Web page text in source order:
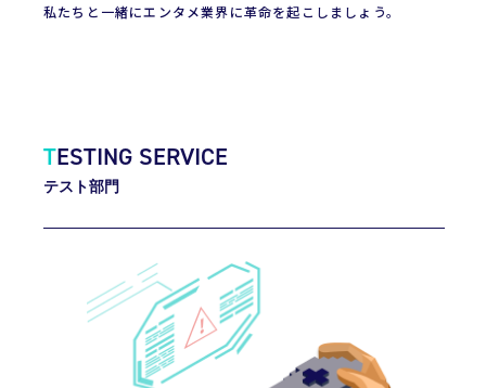
私たちと一緒にエンタメ業界に革命を起こしましょう。
TESTING SERVICE
テスト部門